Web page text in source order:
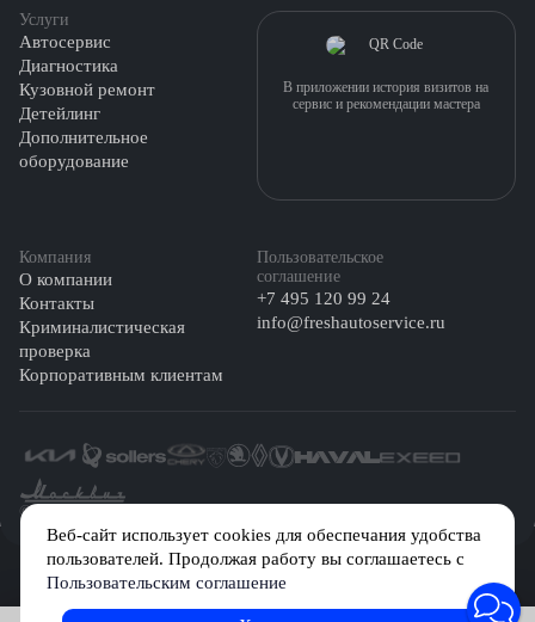
Веб-сайт использует cookies для обеспечания удобства
пользователей. Продолжая работу вы соглашаетесь с
Пользовательским соглашение
Услуги
Автосервис
Диагностика
Кузовной ремонт
Детейлинг
Дополнительное
оборудование
Компания
О компании
Контакты
Криминалистическая
проверка
Корпоративным клиентам
Пользовательское
соглашение
+7 495 120 99 24
info@freshautoservice.ru
В приложении история визитов на
сервис и рекомендации мастера
©️ 2026 Fresh Auto
Сетевое издание «Первый автомобильный маркетплейс» зарегистрировано
Решением Федеральной службы по надзору в сфере связи, информационных
технологий и массовых коммуникаций (Роскомнадзор) № Эл № ФС77-84512 от